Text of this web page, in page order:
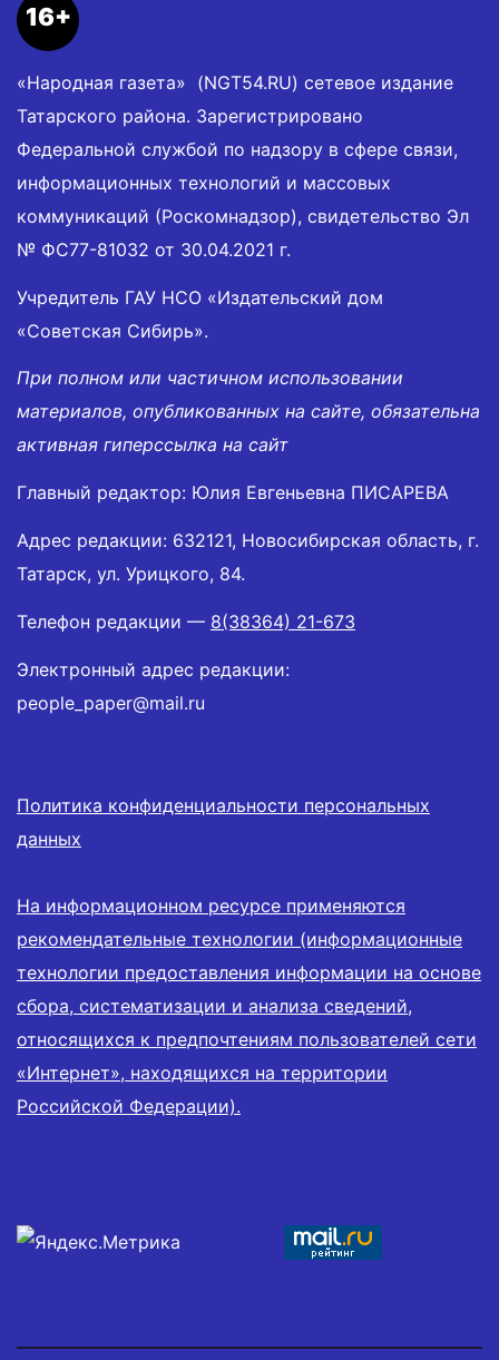
16+
«Народная газета» (NGT54.RU) сетевое издание
Татарского района. Зарегистрировано
Федеральной службой по надзору в сфере связи,
информационных технологий и массовых
коммуникаций (Роскомнадзор), свидетельство Эл
№ ФС77-81032 от 30.04.2021 г.
Учредитель ГАУ НСО «Издательский дом
«Советская Сибирь».
При полном или частичном использовании
материалов, опубликованных на сайте, обязательна
активная гиперссылка на сайт
Главный редактор: Юлия Евгеньевна ПИСАРЕВА
Адрес редакции: 632121, Новосибирская область, г.
Татарск, ул. Урицкого, 84.
Телефон редакции — 8(38364) 21-673
Электронный адрес редакции:
people_paper@mail.ru
Политика конфиденциальности персональных
данных
На информационном ресурсе применяются
рекомендательные технологии (информационные
технологии предоставления информации на основе
сбора, систематизации и анализа сведений,
относящихся к предпочтениям пользователей сети
«Интернет», находящихся на территории
Российской Федерации).